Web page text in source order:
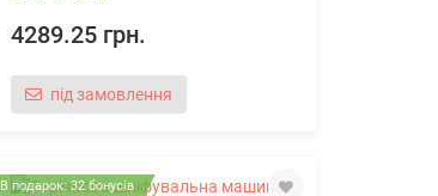
4289.25 грн.
під замовлення
В подарок: 32 бонусів